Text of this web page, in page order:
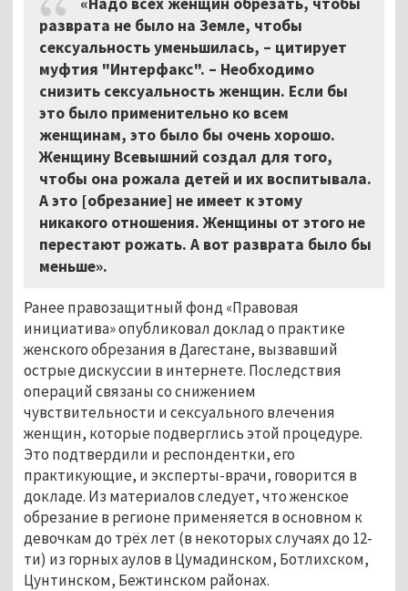
разврата не было на Земле, чтобы
сексуальность уменьшилась, – цитирует
муфтия "Интерфакс". – Необходимо
снизить сексуальность женщин. Если бы
это было применительно ко всем
женщинам, это было бы очень хорошо.
Женщину Всевышний создал для того,
чтобы она рожала детей и их воспитывала.
А это [обрезание] не имеет к этому
никакого отношения. Женщины от этого не
перестают рожать. А вот разврата было бы
меньше».
Ранее правозащитный фонд «Правовая
инициатива» опубликовал доклад о практике
женского обрезания в Дагестане, вызвавший
острые дискуссии в интернете. Последствия
операций связаны со снижением
чувствительности и сексуального влечения
женщин, которые подверглись этой процедуре.
Это подтвердили и респондентки, его
практикующие, и эксперты-врачи, говорится в
докладе. Из материалов следует, что женское
обрезание в регионе применяется в основном к
девочкам до трёх лет (в некоторых случаях до 12-
ти) из горных аулов в Цумадинском, Ботлихском,
Цунтинском, Бежтинском районах.